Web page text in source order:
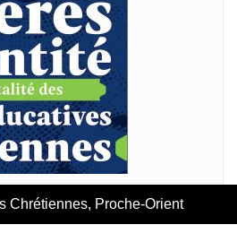
Chrétiennes, Proche-Orient